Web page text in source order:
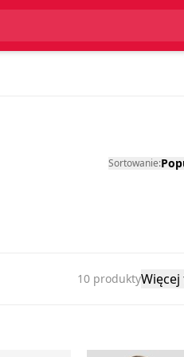
Sortowanie:
10 produkty